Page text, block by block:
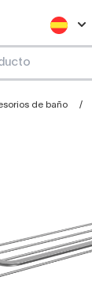
de baño